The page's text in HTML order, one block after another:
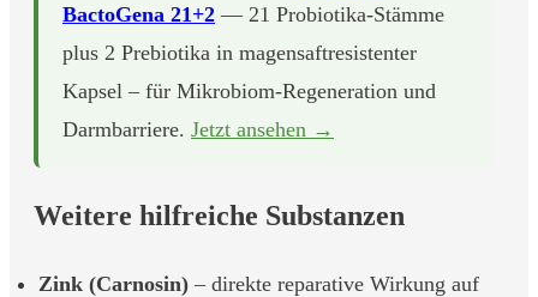
BactoGena 21+2 — 21 Probiotika-Stämme
plus 2 Prebiotika in magensaftresistenter
Kapsel – für Mikrobiom-Regeneration und
Darmbarriere. Jetzt ansehen →
Weitere hilfreiche Substanzen
Zink (Carnosin) – direkte reparative Wirkung auf